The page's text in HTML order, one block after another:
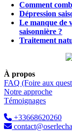
Comment
Dépression
Le manque de
saisonnière ?
Traitement
À propos
FAQ (Foire aux
Notre approche
Témoignages
+33668620260